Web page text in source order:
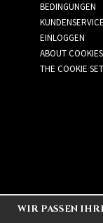
BEDINGUNGEN
KUNDENSERVICE
EINLOGGEN
ABOUT COOKIES
THE COOKIE
WIR PASSEN